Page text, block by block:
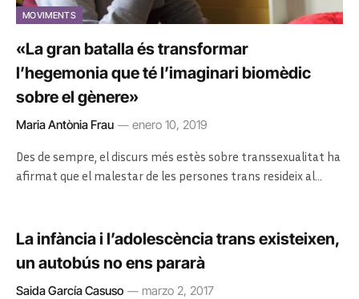
MOVIMENTS
«La gran batalla és transformar
l’hegemonia que té l’imaginari biomèdic
sobre el gènere»
Maria Antònia Frau enero 10, 2019
Des de sempre, el discurs més estès sobre transsexualitat ha
afirmat que el malestar de les persones trans resideix al…
La infància i l’adolescència trans existeixen,
un autobús no ens pararà
Saida García Casuso marzo 2, 2017